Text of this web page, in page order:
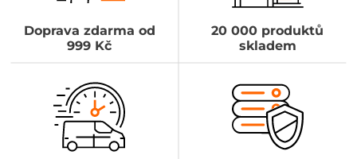
Doprava zdarma od
999 Kč
20 000 produktů
skladem